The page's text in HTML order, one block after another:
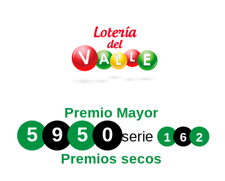
Premio Mayor
5 9 5 0 serie 1 6 2
Premios secos